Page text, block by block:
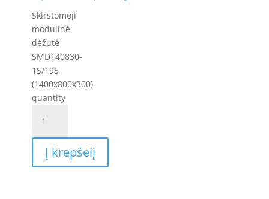
Skirstomoji
modulinė
dėžutė
SMD140830-
1S/195
(1400x800x300)
quantity
Į krepšelį